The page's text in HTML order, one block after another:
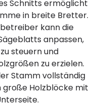
Schnitts ermöglicht
in breite Bretter.
kann die
anpassen,
steuern und
zu erzielen.
Stamm vollständig
Holzblöcke mit